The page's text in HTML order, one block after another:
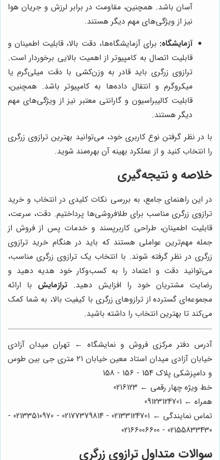
آسان باشد. همچنین، مقاومت در برابر لرزش و جریان هوا
نیز از ویژگی‌های مهم دیگر هستند.
آزمایشگاه: برای آزمایشگاه‌ها، دقت بالا، قابلیت اطمینان و
قابلیت اتصال به کامپیوتر از اهمیت بالایی برخوردار است.
ترازوی زرگری باید قادر به وزن‌کشی با دقت میلی‌گرم یا
میکروگرم و انتقال داده‌ها به کامپیوتر باشد. همچنین،
قابلیت کالیبراسیون و گارانتی معتبر نیز از ویژگی‌های مهم
دیگر هستند.
با در نظر گرفتن نوع کاربری خود، می‌توانید بهترین ترازوی زرگری
را انتخاب کنید و از عملکرد بهینه آن بهره‌مند شوید.
خلاصه و نتیجه‌گیری
در این راهنمای جامع، به بررسی نکات کلیدی در انتخاب و خرید
ترازوی زرگری مناسب برای طلافروشی‌ها پرداختیم. دقت، سرعت،
قابلیت اطمینان، طراحی کاربرپسند و خدمات پس از فروش از
جمله مهم‌ترین عواملی هستند که باید در هنگام خرید ترازوی
زرگری در نظر گرفته شوند. با انتخاب یک ترازوی زرگری مناسب،
می‌توانید دقت و اعتماد را به کسب‌وکار خود هدیه دهید و
رضایت مشتریان خود را افزایش دهید. ترازمایش با ارائه
مجموعه‌ای گسترده از ترازوهای زرگری با کیفیت بالا، به شما کمک
می‌کند تا بهترین انتخاب را داشته باشید.
آدرس دفتر مرکزی فروش و نمایشگاه ← تهران میدان آزادی
خیابان آزادی میدان استاد معین خیابان ۲۱ متری جی بین طوس
و دامپزشکی پلاک 154 - 156 - 158
خط ویژه چهار رقمی ← 0216123
همراه ← 09123124701
تماس نمایندگی ← 02133124701 - 02177379814 - 02133510970 -
02155833430 - 02166006600
سوالات متداول ترازوی زرگری